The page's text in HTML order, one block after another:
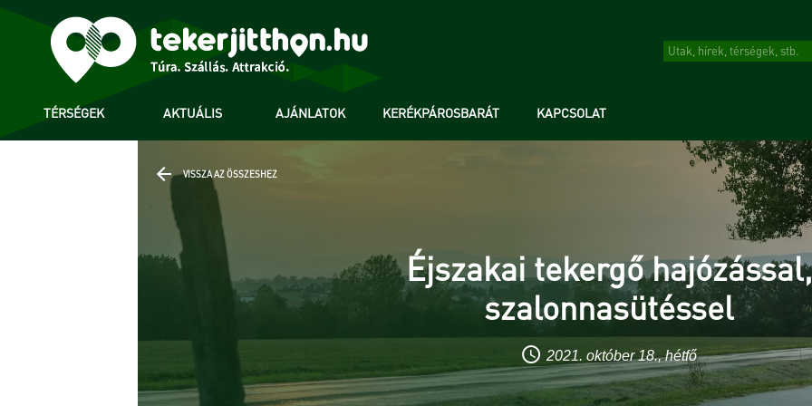
TÉRSÉGEK AKTUÁLIS AJÁNLATOK KERÉKPÁROSBARÁT KAPCSOLAT
VISSZA AZ ÖSSZESHEZ
Éjszakai tekergő hajózással,
szalonnasütéssel
2021. október 18., hétfő